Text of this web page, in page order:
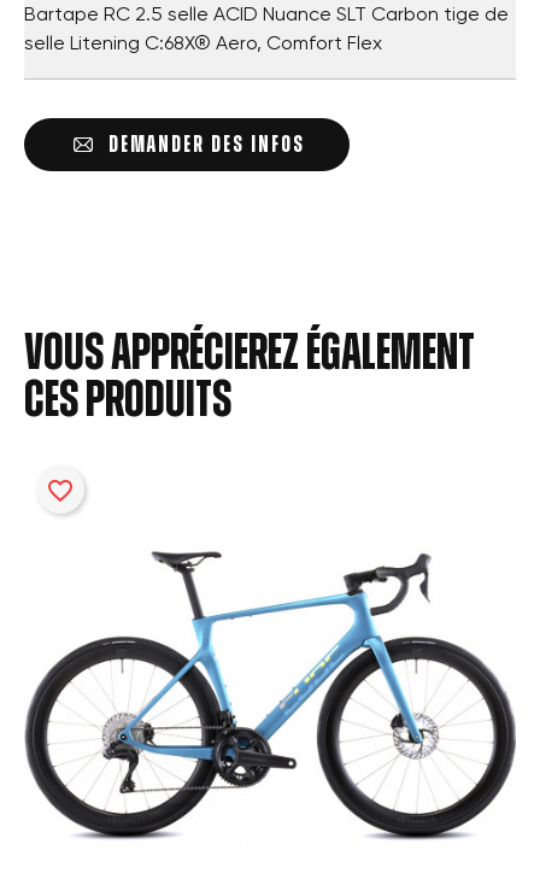
Bartape RC 2.5 selle ACID Nuance SLT Carbon tige de
selle Litening C:68X® Aero, Comfort Flex
DEMANDER DES INFOS
Vous apprécierez également
ces produits
favorite_border